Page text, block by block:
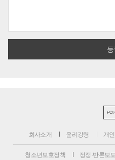
PC
회사소개 윤리강령 개
청소년보호정책 정정·반론보도